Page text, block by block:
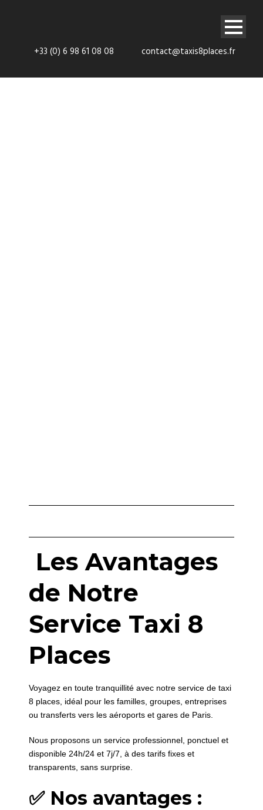
+33 (0) 6 98 61 08 08 contact@taxis8places.fr
Les Avantages
de Notre
Service Taxi 8
Places
Voyagez en toute tranquillité avec notre service de taxi
8 places, idéal pour les familles, groupes, entreprises
ou transferts vers les aéroports et gares de Paris.
Nous proposons un service professionnel, ponctuel et
disponible 24h/24 et 7j/7, à des tarifs fixes et
transparents, sans surprise.
✅ Nos avantages :